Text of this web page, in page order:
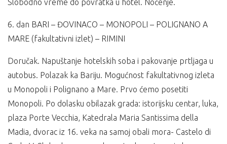
Slobodno vreme do povratka u hotel. Noćenje.
6. dan BARI – ĐOVINACO – MONOPOLI – POLIGNANO A
MARE (fakultativni izlet) – RIMINI
Doručak. Napuštanje hotelskih soba i pakovanje prtljaga u
autobus. Polazak ka Bariju. Mogućnost fakultativnog izleta
u Monopoli i Polignano a Mare. Prvo ćemo posetiti
Monopoli. Po dolasku obilazak grada: istorijsku centar, luka,
plaza Porte Vecchia, Katedrala Maria Santissima della
Madia, dvorac iz 16. veka na samoj obali mora- Castelo di